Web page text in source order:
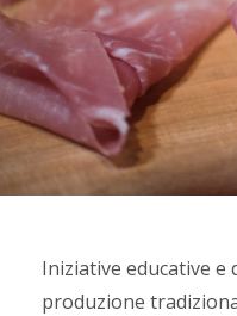
Iniziative educative e
produzione